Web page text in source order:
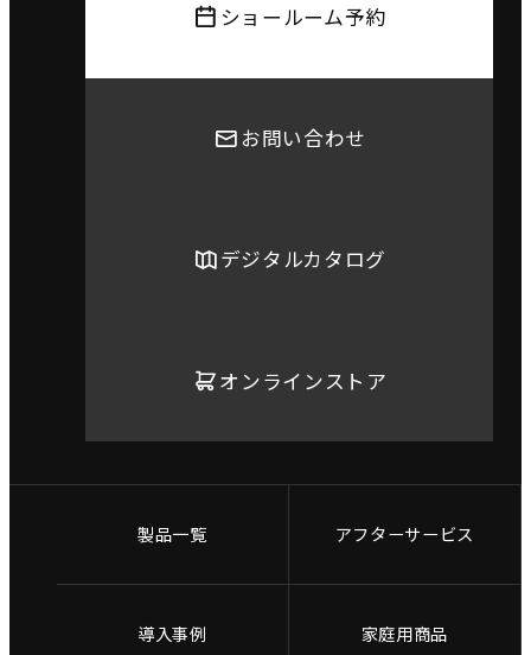
ショールーム予約
お問い合わせ
デジタルカタログ
オンラインストア
製品一覧 アフターサービス
導入事例 家庭用商品